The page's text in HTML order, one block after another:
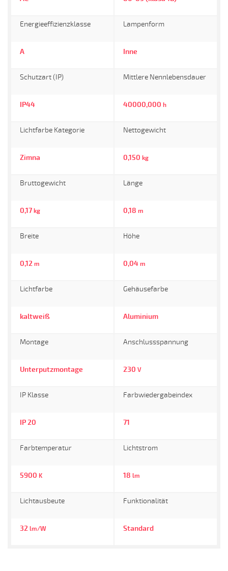
Energieeffizienzklasse
A
Lampenform
Inne
Schutzart (IP)
IP44
Mittlere Nennlebensdauer
40000,000 h
Lichtfarbe Kategorie
Zimna
Nettogewicht
0,150 kg
Bruttogewicht
0,17 kg
Länge
0,18 m
Breite
0,12 m
Höhe
0,04 m
Lichtfarbe
kaltweiß
Gehäusefarbe
Aluminium
Montage
Unterputzmontage
Anschlussspannung
230 V
IP Klasse
IP 20
Farbwiedergabeindex
71
Farbtemperatur
5900 K
Lichtstrom
18 lm
Lichtausbeute
32 lm/W
Funktionalität
Standard